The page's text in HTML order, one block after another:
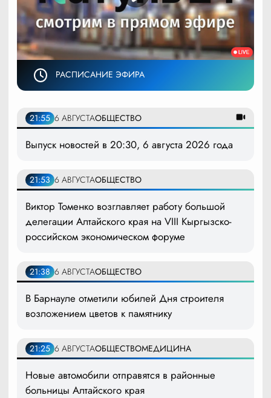
РАСПИСАНИЕ ЭФИРА
21:55 6 АВГУСТАОБЩЕСТВО
Выпуск новостей в 20:30, 6 августа 2026 года
21:53 6 АВГУСТАОБЩЕСТВО
Виктор Томенко возглавляет работу большой
делегации Алтайского края на VIII Кыргызско-
российском экономическом форуме
21:38 6 АВГУСТАОБЩЕСТВО
В Барнауле отметили юбилей Дня строителя
возложением цветов к памятнику
21:25 6 АВГУСТАОБЩЕСТВОМЕДИЦИНА
Новые автомобили отправятся в районные
больницы Алтайского края